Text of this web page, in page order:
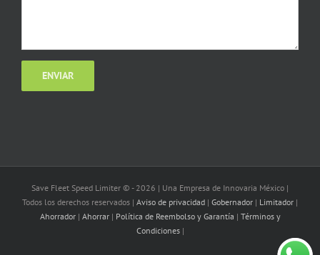
Save Fleet Speed Limiter © - 2026 | Una Empresa de Innovaria México |
Todos los derechos reservados | Aviso de privacidad | Gobernador | Limitador |
Ahorrador| Ahorrar| Política de Reembolso y Garantía | Términos y
Condiciones|